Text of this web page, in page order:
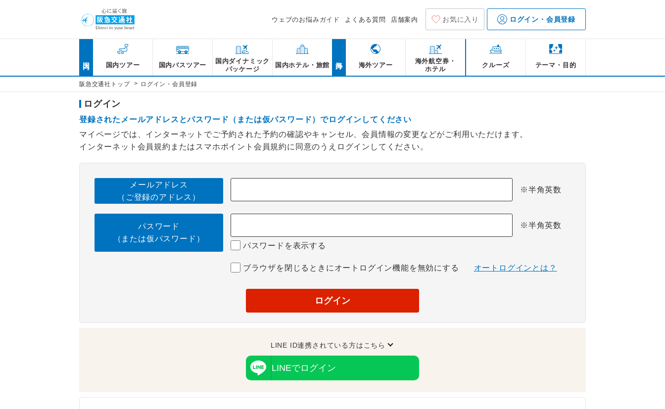
ウェブのお悩みガイド よくある質問 店舗案内 お気に入り ログイン・会員登録
国内ツアー 国内バスツアー
国内ダイナミック
パッケージ
国内ホテル・旅館 海外ツアー
海外航空券・
ホテル
クルーズ テーマ・目的
阪急交通社トップ > ログイン・会員登録
ログイン
登録されたメールアドレスとパスワード（または仮パスワード）でログインしてください
マイページでは、インターネットでご予約された予約の確認やキャンセル、会員情報の変更などがご利用いただけます。
インターネット会員規約またはスマホポイント会員規約に同意のうえログインしてください。
メールアドレス
（ご登録のアドレス）
※半角英数
パスワード
（または仮パスワード）
※半角英数
パスワードを表示する
ブラウザを閉じるときにオートログイン機能を無効にする オートログインとは？
ログイン
LINE ID連携されている方はこちら
LINEでログイン